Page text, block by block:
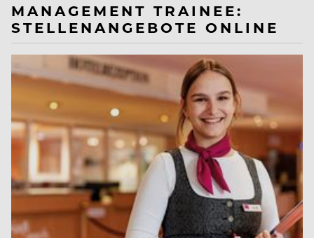
MANAGEMENT TRAINEE:
STELLENANGEBOTE ONLINE